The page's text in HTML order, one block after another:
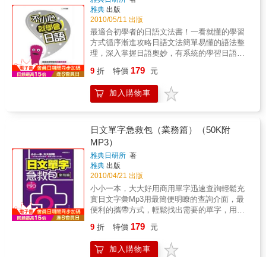
的解說、分析，並收錄相關實用單字。◆還包
括用語的解說，輕重緩急、親疏遠近的用字譴
詞，要說出有程度的日語，就在這個魔鬼細節
上，你非知道不可！【「3+4+3」的學習方
式】◆每天，透過前述「3+4+3」的學習方
的大腦，讓你想都不用想地，就能說出正確的
日語來！【躺著聽、躺著學，真輕鬆】◆為了
造福自學的讀者，本書特聘外籍專業老師錄
製，因應時代進步，本書錄音以「免費QR
學習，即掃即聽，隨時隨地，可提升日語實
力！◆用耳朵加強聽說能力為加強學習效果，
請您多聽線上MP3內容、學習標準的發音和聲
調，發揮最佳效果。 【附贈線上MP3】◆請讀
者注意日語老師的唸法，跟著老師的發音，覆
誦練習，日文實力一日千里。 ◆不用上補習
班，有此一書，搭配外師錄音學習，效果事半
功倍，就好像請了一位免費的日語家教，是你
自學日語的好幫手。
一本會看會寫當然不夠，讓你更理解日語會話
發音重點，特邀外籍名師錄製聽力∕發音MP3，
放進手機或MP3播放機，隨時帶著走，把握任
何學習時間。輕巧口袋大小，單字庫輕鬆帶著
走書本特別設計成輕巧方便攜帶的大小，讓你
每天用一點點時間，學習一生必學的萬用日語
會話，打造超完美日文能力！選一本，能用一
輩子的日語會話書吧！不用艱深的文法，沒有
使用頻率最高的日語會話，如日常生活的食衣
住行、交男女朋友、逛街購物……等等，全書
五十音、單字、會話MP3權收錄、會話並有羅
馬拼音對照方便唸讀，更有單字延伸、句子用
法解析，全方位一次學習 ! ■ 本書非買不可
的理由 1.小開本隨身看，MP3隨身聽
等車坐車運動逛街隨時可看隨處可聽，用零碎
!!! 快速入門，從不會五十音，到可以用日
語會話交談，只要看這本就夠了 ! 3.MP3完
全收錄 由日籍老師發音，完全收錄五十
音、單字中日對照、會話男女對話，要學就學
最正統的 !本書特色 1.五十音字音、字形學
習 先依羅馬拼音及注音符號，唸出假名的
讀音，再透過「字源學習法」增加對字形的記
憶，並同時做筆順練習，邊寫、邊唸，同步掌
握正確的字音字形。 2.精選常用單字，有
效學習 本書篩選最常使用的360個單字，每
個單字都有例句，加強印象之外，又多學到不
少實用的句子，一舉兩得、事半功倍！ 3.
義、同形異義、相關用語等等延伸學習資訊，
讓學習更紮實、全方位。 4 短篇會話學習
更有效率 本書會話部分共有十五課，每課
雅典 出版
2010/05/11 出版
最適合初學者的日語文法書！一看就懂的學習
方式循序漸進攻略日語文法簡單易懂的語法整
理，深入掌握日語奧妙，有系統的學習日語文
9 折 特價 179 元
加入購物車
日文單字急救包（業務篇）（50K附
MP3）
雅典日研所 著
雅典 出版
2010/04/21 出版
小小一本，大大好用商用單字迅速查詢輕鬆充
實日文字彙Mp3用最簡便明瞭的查詢介面，最
便利的攜帶方式，輕鬆找出需要的單字，用日
9 折 特價 179 元
加入購物車